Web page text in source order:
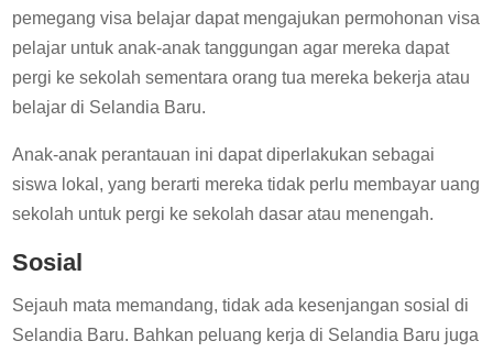
pemegang visa belajar dapat mengajukan permohonan visa
pelajar untuk anak-anak tanggungan agar mereka dapat
pergi ke sekolah sementara orang tua mereka bekerja atau
belajar di Selandia Baru.
Anak-anak perantauan ini dapat diperlakukan sebagai
siswa lokal, yang berarti mereka tidak perlu membayar uang
sekolah untuk pergi ke sekolah dasar atau menengah.
Sosial
Sejauh mata memandang, tidak ada kesenjangan sosial di
Selandia Baru. Bahkan peluang kerja di Selandia Baru juga